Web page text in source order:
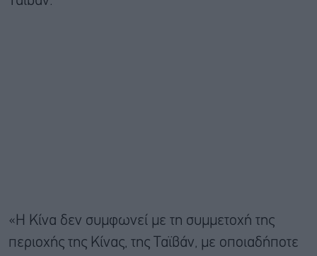
«Η Κίνα δεν συμφωνεί με τη συμμετοχή της
περιοχής της Κίνας, της Ταϊβάν, με οποιαδήποτε